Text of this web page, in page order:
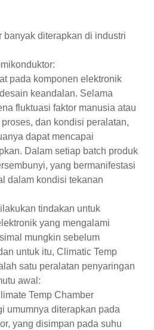
banyak diterapkan di industri
pada komponen elektronik
keandalan. Selama
fluktuasi faktor manusia atau
dan kondisi peralatan,
dapat mencapai
Dalam setiap batch produk
yang bermanifestasi
dalam kondisi tekanan
tindakan untuk
yang mengalami
mungkin sebelum
untuk itu, Climatic Temp
satu peralatan penyaringan
awal:
Temp Chamber
umumnya diterapkan pada
yang disimpan pada suhu